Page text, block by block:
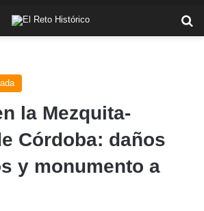
la Mezquita-
Córdoba: daños
y monumento a